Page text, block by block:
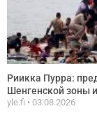
Риикка Пурра:
Шенгенской зоны
yle.fi 03.08.2026